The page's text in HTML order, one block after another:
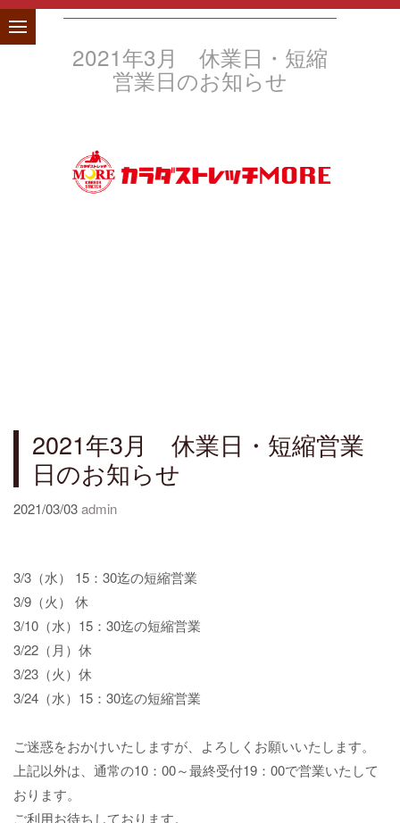
2021年3月 休業日・短縮
営業日のお知らせ
2021年3月 休業日・短縮営業
日のお知らせ
2021/03/03admin
3/3（水） 15：30迄の短縮営業
3/9（火） 休
3/10（水）15：30迄の短縮営業
3/22（月）休
3/23（火）休
3/24（水）15：30迄の短縮営業
ご迷惑をおかけいたしますが、よろしくお願いいたします。
上記以外は、通常の10：00～最終受付19：00で営業いたして
おります。
ご利用お待ちしております。